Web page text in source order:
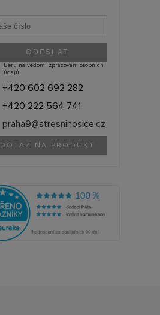
Beru na vědomí zpracování osobních
údajů.
+420 602 692 282
+420 222 564 741
praha9@stresninosice.cz
DOTAZ NA PRODUKT